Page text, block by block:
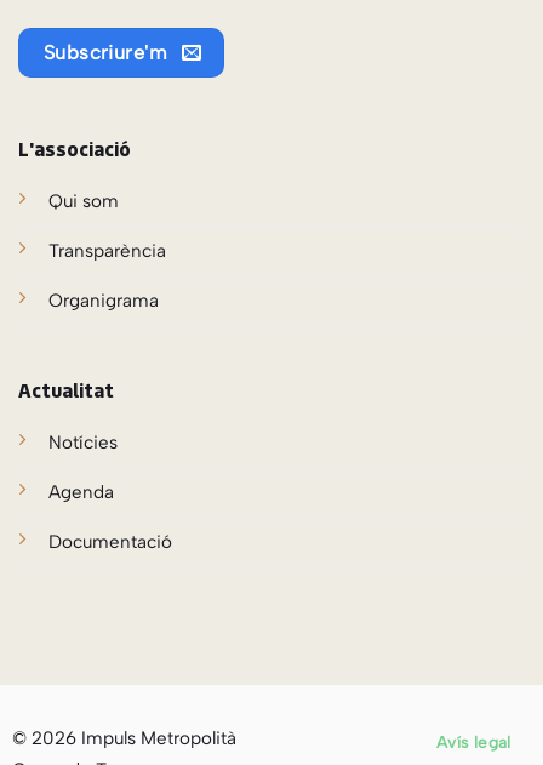
L'associació
Qui som
Transparència
Organigrama
Actualitat
Notícies
Agenda
Documentació
Subscriure'm
© 2026 Impuls Metropolità
Avís legal